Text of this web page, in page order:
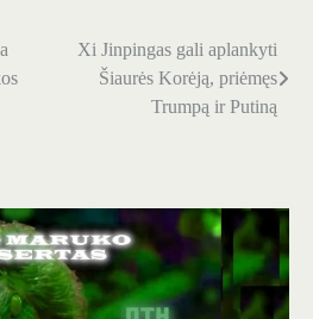
Xi Jinpingas gali aplankyti
Šiaurės Korėją, priėmęs
Trumpą ir Putiną